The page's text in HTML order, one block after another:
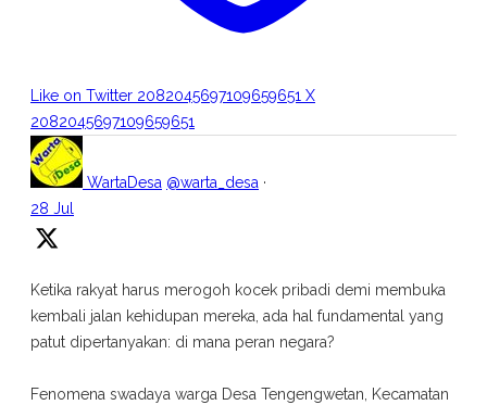
Like on Twitter 2082045697109659651 X
2082045697109659651
WartaDesa @warta_desa ·
28 Jul
Ketika rakyat harus merogoh kocek pribadi demi membuka
kembali jalan kehidupan mereka, ada hal fundamental yang
patut dipertanyakan: di mana peran negara?
Fenomena swadaya warga Desa Tengengwetan, Kecamatan